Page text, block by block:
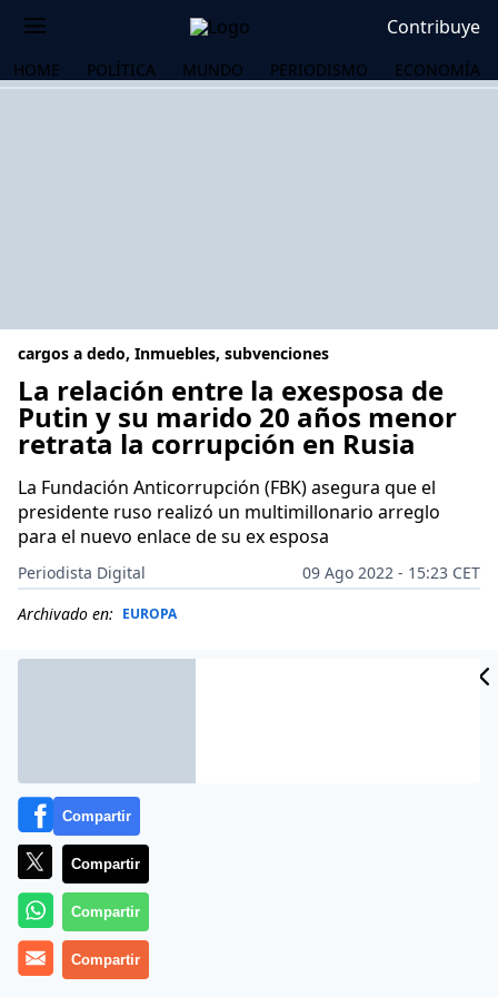
Contribuye
HOME POLÍTICA MUNDO PERIODISMO ECONOMÍA
cargos a dedo, Inmuebles, subvenciones
La relación entre la exesposa de
Putin y su marido 20 años menor
retrata la corrupción en Rusia
La Fundación Anticorrupción (FBK) asegura que el
presidente ruso realizó un multimillonario arreglo
para el nuevo enlace de su ex esposa
Periodista Digital
09 Ago 2022 - 15:23 CET
Archivado en: EUROPA
Más información
Compartir
Compartir
Compartir
Compartir